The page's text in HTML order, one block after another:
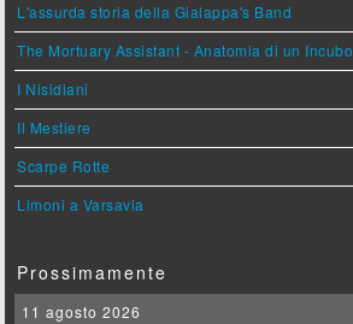
L'assurda storia della Gialappa's Band
The Mortuary Assistant - Anatomia di un Incubo
I Nisidiani
Il Mestiere
Scarpe Rotte
Limoni a Varsavia
Prossimamente
11 agosto 2026